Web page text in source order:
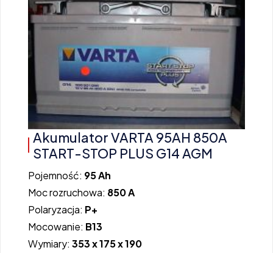
Akumulator VARTA 95AH 850A
START-STOP PLUS G14 AGM
Pojemność: 95 Ah
Moc rozruchowa: 850 A
Polaryzacja: P+
Mocowanie: B13
Wymiary: 353 x 175 x 190